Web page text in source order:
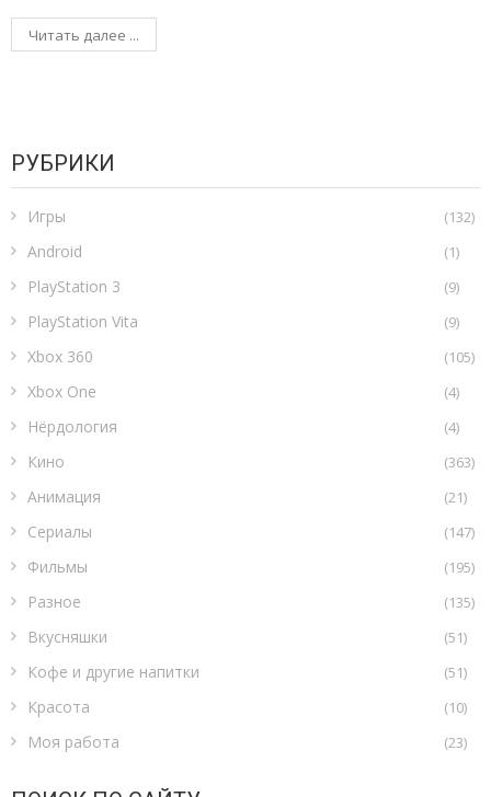
Читать далее ...
РУБРИКИ
Игры (132)
Android (1)
PlayStation 3 (9)
PlayStation Vita (9)
Xbox 360 (105)
Xbox One (4)
Нёрдология (4)
Кино (363)
Анимация (21)
Сериалы (147)
Фильмы (195)
Разное (135)
Вкусняшки (51)
Кофе и другие напитки (51)
Красота (10)
Моя работа (23)